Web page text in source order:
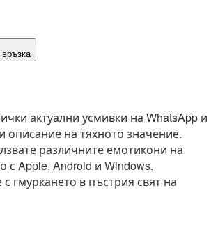
актуални усмивки на WhatsApp и
описание на тяхното значение.
различните емотикони на
с Apple, Android и Windows.
с гмуркането в пъстрия свят на